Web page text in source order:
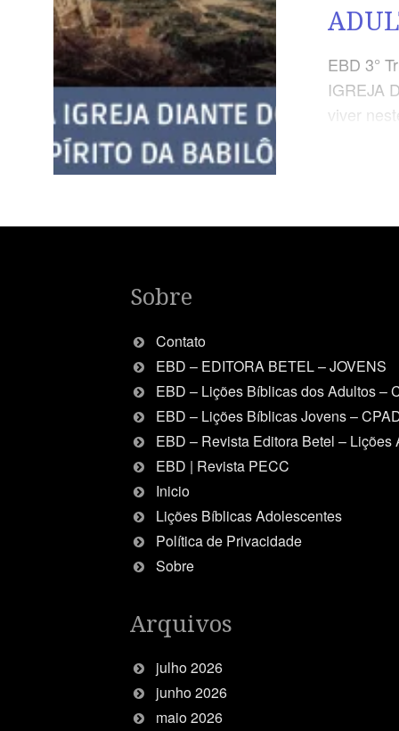
EBD 3°
IGREJA
viver
Sobre
Contato
EBD – EDITORA BETEL – JOVENS
EBD – Lições Bíblicas dos Adultos –
EBD – Lições Bíblicas Jovens –
EBD – Revista Editora Betel – Lições
EBD | Revista PECC
Inicio
Lições Bíblicas Adolescentes
Política de Privacidade
Sobre
Arquivos
julho 2026
junho 2026
maio 2026